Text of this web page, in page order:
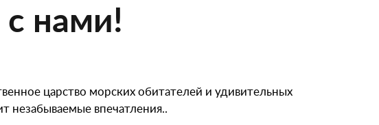
нами!
царство морских обитателей и удивительных
незабываемые впечатления..